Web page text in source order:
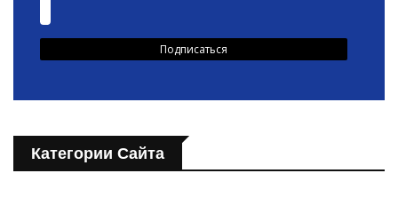
Категории Сайта